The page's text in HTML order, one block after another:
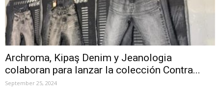
Archroma, Kipaş Denim y Jeanologia
colaboran para lanzar la colección Contra...
September 25, 2024